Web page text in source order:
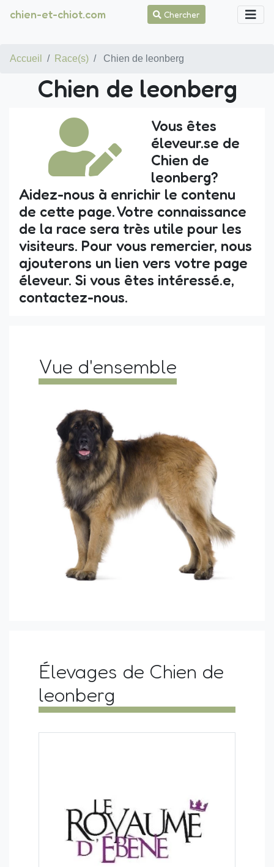
chien-et-chiot.com Chercher
Accueil Race(s) Chien de leonberg
Chien de leonberg
Vous êtes
éleveur.se de
Chien de
leonberg?
Aidez-nous à enrichir le contenu
de cette page. Votre connaissance
de la race sera très utile pour les
visiteurs. Pour vous remercier, nous
ajouterons un lien vers votre page
éleveur. Si vous êtes intéressé.e,
contactez-nous.
Vue d'ensemble
Élevages de Chien de
leonberg